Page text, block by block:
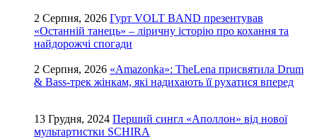
2 Серпня, 2026 Гурт VOLT BAND презентував
«Останній танець» – ліричну історію про кохання та
найдорожчі спогади
2 Серпня, 2026 «Amazonka»: TheLena присвятила Drum
& Bass-трек жінкам, які надихають її рухатися вперед
13 Грудня, 2024 Перший сингл «Аполлон» від нової
мультартистки SCHIRA